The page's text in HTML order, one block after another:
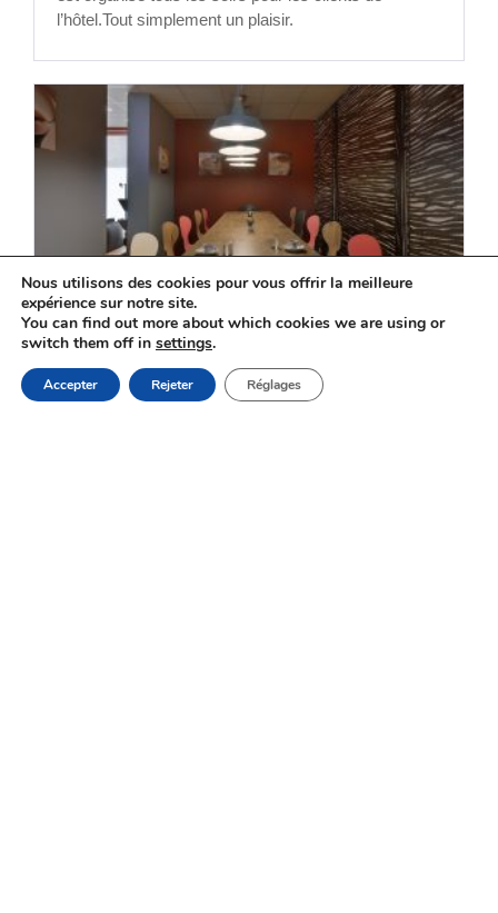
l’hôtel.Tout simplement un plaisir.
Dining Room
Pour vos repas KOSHER, entre amis ou en famille,
Nous utilisons des cookies pour vous offrir la meilleure
expérience sur notre site.
You can find out more about which cookies we are using or
switch them off in settings.
Accepter Rejeter Réglages